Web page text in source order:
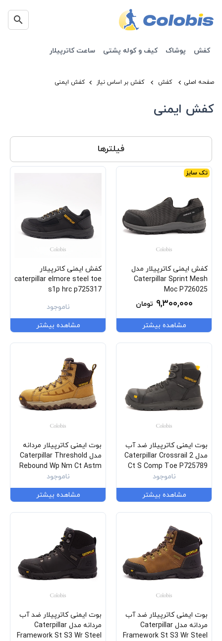
کفش پوشاک کیف و کوله پشتی ساعت کاترپیلار
صفحه اصلی کفش کفش بر اساس نیاز کفش ایمنی
کفش ایمنی
فیلترها
تک سایز
کفش ایمنی کاترپیلار مدل
Caterpillar Sprint Mesh
Moc P726025
۹,۳۰۰,۰۰۰ تومان
مشاهده بیشتر
کفش ایمنی کاترپیلار
caterpillar elmore steel toe
s1p hrc p725317
ناموجود
مشاهده بیشتر
بوت ایمنی کاترپیلار ضد آب
مدل Caterpillar Crossrail 2
Ct S Comp Toe P725789
ناموجود
مشاهده بیشتر
بوت ایمنی کاترپیلار مردانه
مدل Caterpillar Threshold
Rebound Wp Nm Ct Astm
ناموجود
مشاهده بیشتر
بوت ایمنی کاترپیلار ضد آب
مردانه مدل Caterpillar
Framework St S3 Wr Steel
بوت ایمنی کاترپیلار ضد آب
مردانه مدل Caterpillar
Framework St S3 Wr Steel